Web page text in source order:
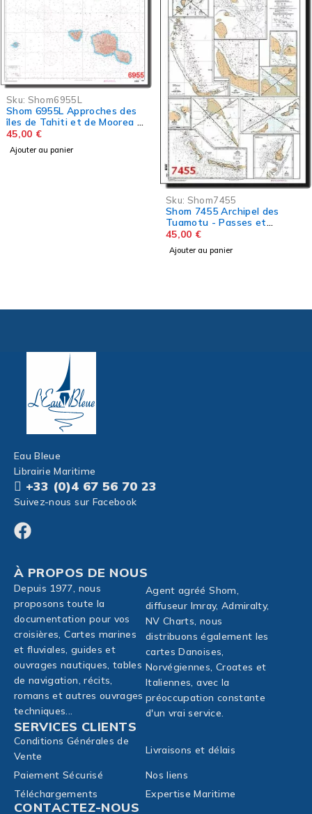
des
de Moorea -
Shom 7455 Archipel des
Tuamotu - Passes et
Sku:
Shom 7281
45,00€
Ajouter au
Eau Bleue
Librairie Maritime
+33 (0)4 67 56 70 23
Suivez-nous sur Facebook
À PROPOS DE NOUS
Depuis 1977, nous
proposons toute la
documentation pour vos
croisières, Cartes marines
et fluviales, guides et
ouvrages nautiques, tables
de navigation, récits,
romans et autres ouvrages
techniques...
Agent agréé Shom,
diffuseur Imray, Admiralty,
NV Charts, nous
distribuons également les
cartes Danoises,
Norvégiennes, Croates et
Italiennes, avec la
préoccupation constante
d'un vrai service.
SERVICES CLIENTS
Conditions Générales de
Vente
Livraisons et délais
Paiement Sécurisé
Nos liens
Téléchargements
Expertise Maritime
CONTACTEZ-NOUS